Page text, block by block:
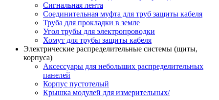
Сигнальная лента
Соединительная муфта для труб защиты кабеля
Труба для прокладки в земле
Угол трубы для электропроводки
Хомут для трубы защиты кабеля
Электрические распределительные системы (щиты,
корпуса)
Аксессуары для небольших распределительных
панелей
Корпус пустотелый
Крышка модулей для измерительных/